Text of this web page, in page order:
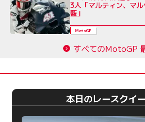
3人「マルティン、マ
藍」
MotoGP
すべてのMotoGP
本日のレースクイ